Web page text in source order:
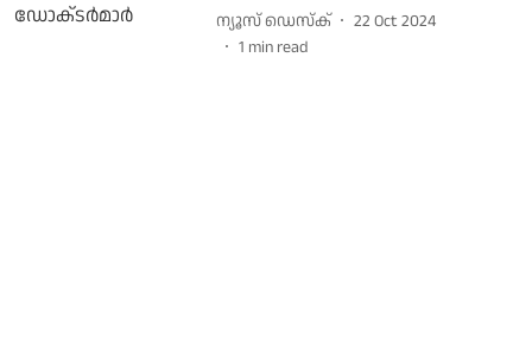
ന്യൂസ് ഡെസ്ക്
22 Oct 2024
1 min read